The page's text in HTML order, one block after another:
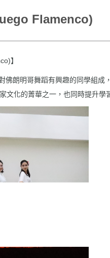
Flamenco)
】
朗明哥舞蹈有興趣的同學組
文化的菁華之一，也同時提升學